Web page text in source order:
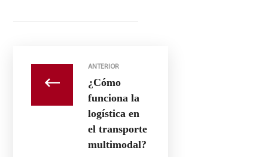
ANTERIOR
¿Cómo
funciona la
logística en
el transporte
multimodal?